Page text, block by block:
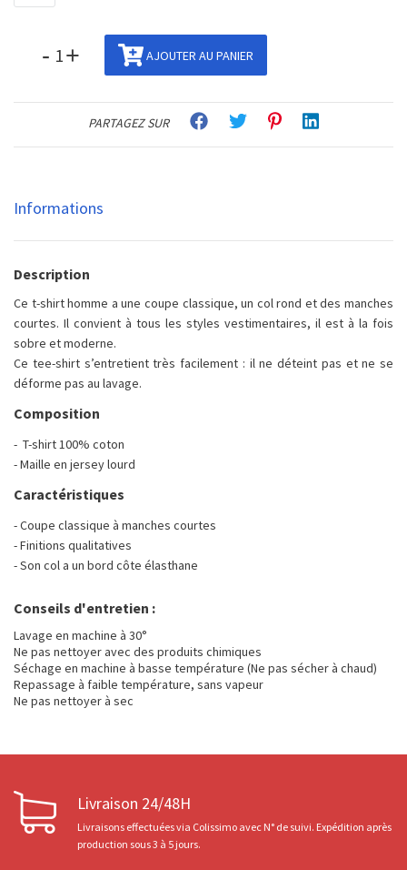
- + AJOUTER AU PANIER
PARTAGEZ SUR
Informations
Description
Ce t-shirt homme a une coupe classique, un col rond et des manches
courtes. Il convient à tous les styles vestimentaires, il est à la fois
sobre et moderne.
Ce tee-shirt s’entretient très facilement : il ne déteint pas et ne se
déforme pas au lavage.
Composition
- T-shirt 100% coton
- Maille en jersey lourd
Caractéristiques
- Coupe classique à manches courtes
- Finitions qualitatives
- Son col a un bord côte élasthane
Conseils d'entretien :
Lavage en machine à 30°
Ne pas nettoyer avec des produits chimiques
Séchage en machine à basse température (Ne pas sécher à chaud)
Repassage à faible température, sans vapeur
Ne pas nettoyer à sec
Livraison 24/48H
Livraisons effectuées via Colissimo avec N° de suivi. Expédition après
production sous 3 à 5 jours.